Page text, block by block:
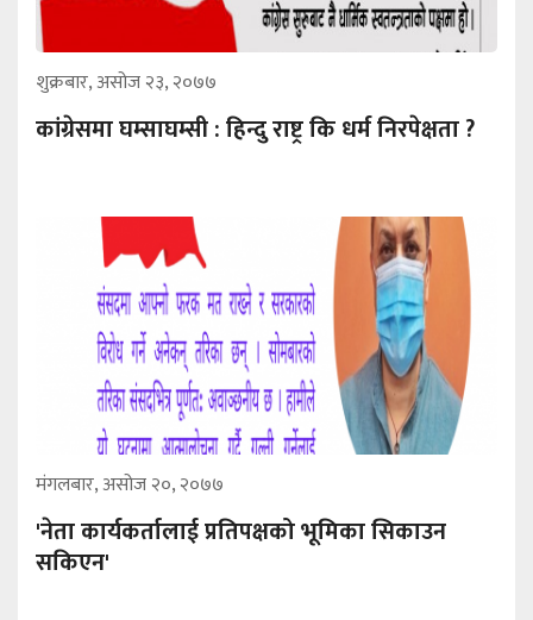
शुक्रबार, असोज २३, २०७७
कांग्रेसमा घम्साघम्सी : हिन्दु राष्ट्र कि धर्म निरपेक्षता ?
मंगलबार, असोज २०, २०७७
'नेता कार्यकर्तालाई प्रतिपक्षको भूमिका सिकाउन
सकिएन'